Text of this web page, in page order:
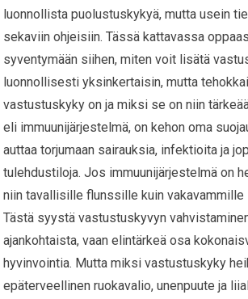
luonnollista puolustuskykyä, mutta usein
sekaviin ohjeisiin. Tässä kattavassa
syventymään siihen, miten voit lisätä
luonnollisesti yksinkertaisin, mutta
vastustuskyky on ja miksi se on niin
eli immuunijärjestelmä, on kehon oma
auttaa torjumaan sairauksia, infektioita ja
tulehdustiloja. Jos immuunijärjestelmä on
niin tavallisille flunssille kuin vakavammille
Tästä syystä vastustuskyvyn
ajankohtaista, vaan elintärkeä osa
hyvinvointia. Mutta miksi vastustuskyky
epäterveellinen ruokavalio, unenpuute ja